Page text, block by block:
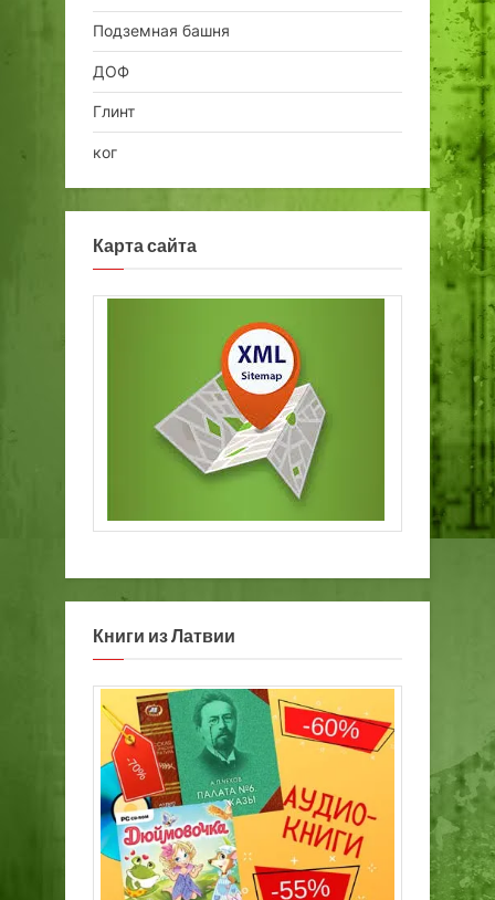
Подземная башня
ДОФ
Глинт
ког
Карта сайта
Книги из Латвии